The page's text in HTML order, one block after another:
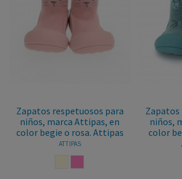
Zapatos respetuosos para
niños, marca Attipas, en
color begie o rosa. Attipas
ATTIPAS
Zapatos
niños,
color